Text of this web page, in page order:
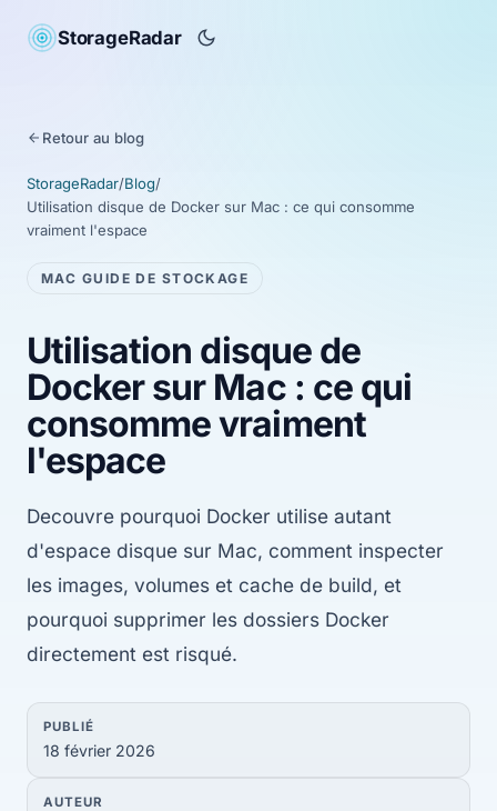
StorageRadar
Retour au blog
StorageRadar/Blog/
Utilisation disque de Docker sur Mac : ce qui consomme
vraiment l'espace
MAC GUIDE DE STOCKAGE
Utilisation disque de
Docker sur Mac : ce qui
consomme vraiment
l'espace
Decouvre pourquoi Docker utilise autant
d'espace disque sur Mac, comment inspecter
les images, volumes et cache de build, et
pourquoi supprimer les dossiers Docker
directement est risqué.
PUBLIÉ
18 février 2026
AUTEUR